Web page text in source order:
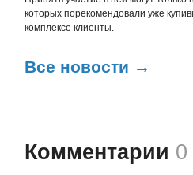
которых порекомендовали уже
комплексе клиенты.
Все новости →
Комментарии 0